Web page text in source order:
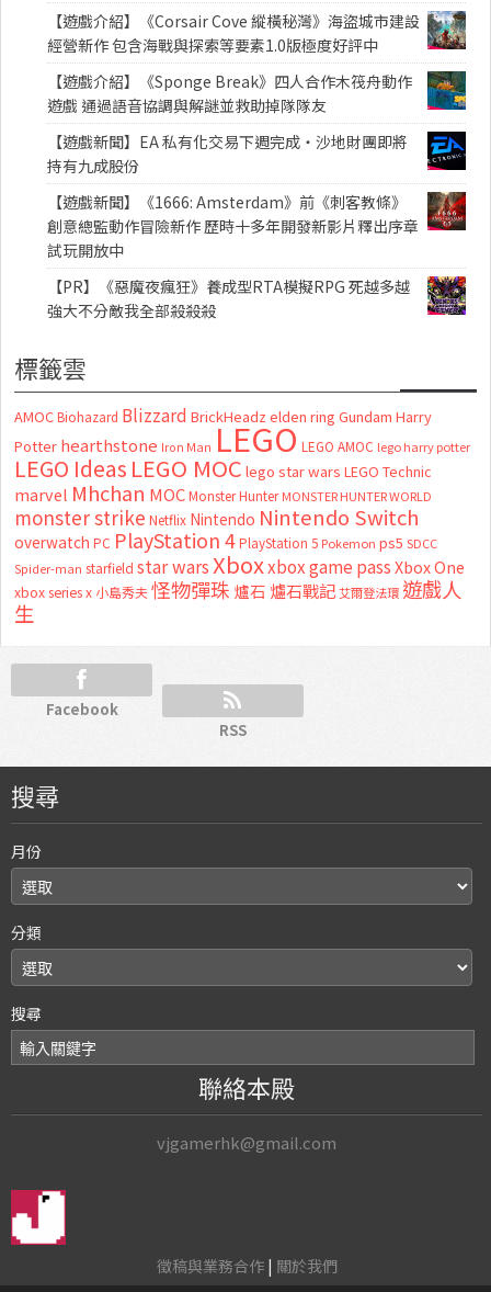
【遊戲介紹】《Corsair Cove 縱橫秘灣》海盜城市建設
經營新作 包含海戰與探索等要素1.0版極度好評中
【遊戲介紹】《Sponge Break》四人合作木筏舟動作
遊戲 通過語音協調與解謎並救助掉隊隊友
【遊戲新聞】EA 私有化交易下週完成・沙地財團即將
持有九成股份
【遊戲新聞】《1666: Amsterdam》前《刺客教條》
創意總監動作冒險新作 歷時十多年開發新影片釋出序章
試玩開放中
【PR】《惡魔夜瘋狂》養成型RTA模擬RPG 死越多越
強大不分敵我全部殺殺殺
標籤雲
AMOC Biohazard Blizzard BrickHeadz elden ring Gundam Harry
Potter hearthstone Iron Man LEGO LEGO AMOC lego harry potter
LEGO Ideas LEGO MOC lego star wars LEGO Technic
marvel Mhchan MOC Monster Hunter MONSTER HUNTER WORLD
monster strike Netflix Nintendo Nintendo Switch
overwatch PC PlayStation 4 PlayStation 5 Pokemon ps5 SDCC
Spider-man starfield star warsXboxxbox game passXbox One
xbox series x 小島秀夫怪物彈珠 爐石 爐石戰記艾爾登法環 遊戲人
生
Facebook
RSS
搜尋
月份
分類
搜尋
聯絡本殿
vjgamerhk@gmail.com
徵稿與業務合作| 關於我們